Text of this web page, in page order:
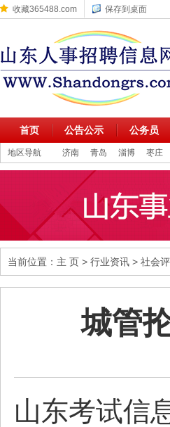
收藏365488.com 保存到桌面
首页 公告公示 公务员
地区导航 济南 青岛 淄博 枣庄
当前位置： 主 页 > 行业资讯 > 社会
城管
山东考试信